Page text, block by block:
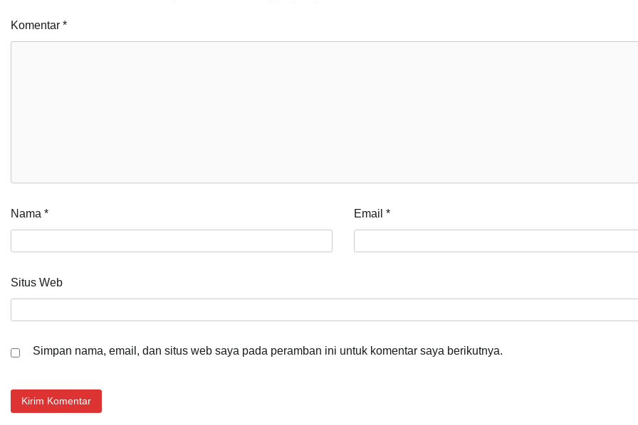
Komentar *
Nama * Email*
Situs Web
Simpan nama, email, dan situs web saya pada peramban ini untuk komentar saya berikutnya.